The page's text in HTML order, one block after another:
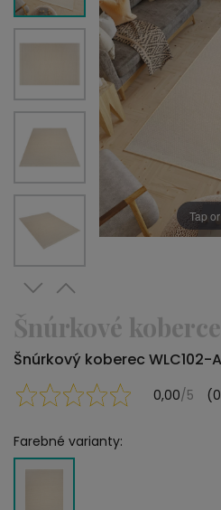
Tap
Šnúrkové koberce
Šnúrkový koberec WLC102-A
0,00/5
Farebné varianty: